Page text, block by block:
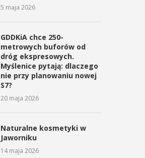
5 maja 2026
GDDKiA chce 250-
metrowych buforów od
dróg ekspresowych.
Myślenice pytają: dlaczego
nie przy planowaniu nowej
S7?
20 maja 2026
Naturalne kosmetyki w
Jaworniku
14 maja 2026